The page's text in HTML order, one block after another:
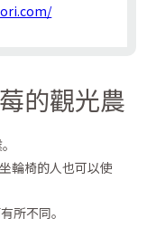
的觀光農
輪椅的人也可以使
所不同。